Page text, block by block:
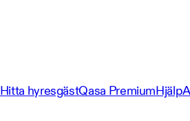
Hitta hyresgästQasa PremiumHjälp